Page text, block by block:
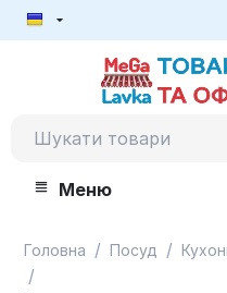
Меню
Головна / Посуд /
/